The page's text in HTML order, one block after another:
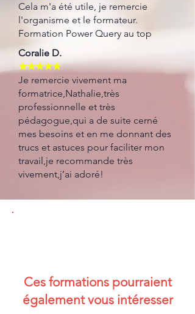
Cela m'a été utile, je remercie
l'organisme et le formateur.
Formation Power Query au top
Coralie D.
★★★★★
Je remercie vivement ma
formatrice,Nathalie,très
professionnelle et très
pédagogue,qui a de suite cerné
mes besoins et en me donnant des
trucs et astuces pour faciliter mon
travail,je recommande très
vivement,j’ai adoré!
Ces formations pourraient
également vous intéresser